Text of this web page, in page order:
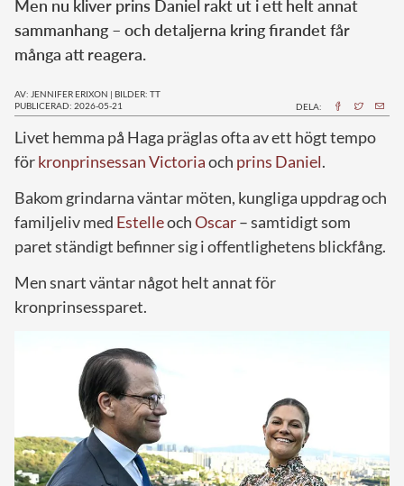
Men nu kliver prins Daniel rakt ut i ett helt annat
sammanhang – och detaljerna kring firandet får
många att reagera.
AV: JENNIFER ERIXON | BILDER: TT
PUBLICERAD: 2026-05-21
DELA:
Livet hemma på Haga präglas ofta av ett högt tempo
förkronprinsessan Victoriaoch prins Daniel.
Bakom grindarna väntar möten, kungliga uppdrag och
familjeliv med EstelleochOscar– samtidigt som
paret ständigt befinner sig i offentlighetens blickfång.
Men snart väntar något helt annat för
kronprinsessparet.